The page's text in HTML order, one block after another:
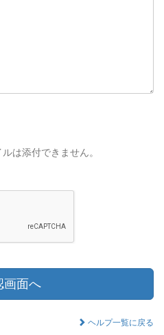
は添付できません。
画面へ
ヘルプ一覧に戻る